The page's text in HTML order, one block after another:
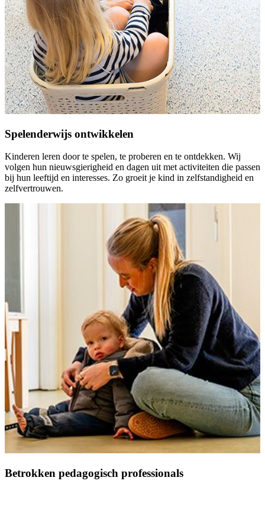
Spelenderwijs ontwikkelen
Kinderen leren door te spelen, te proberen en te ontdekken. Wij
volgen hun nieuwsgierigheid en dagen uit met activiteiten die passen
bij hun leeftijd en interesses. Zo groeit je kind in zelfstandigheid en
zelfvertrouwen.
Betrokken pedagogisch professionals